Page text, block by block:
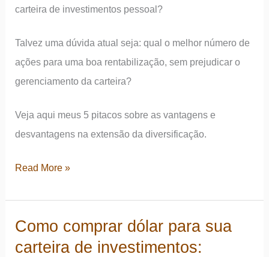
carteira de investimentos pessoal?
Talvez uma dúvida atual seja: qual o melhor número de
ações para uma boa rentabilização, sem prejudicar o
gerenciamento da carteira?
Veja aqui meus 5 pitacos sobre as vantagens e
desvantagens na extensão da diversificação.
Quantas
na
carteira
Read More »
Como comprar dólar para sua
carteira de investimentos: